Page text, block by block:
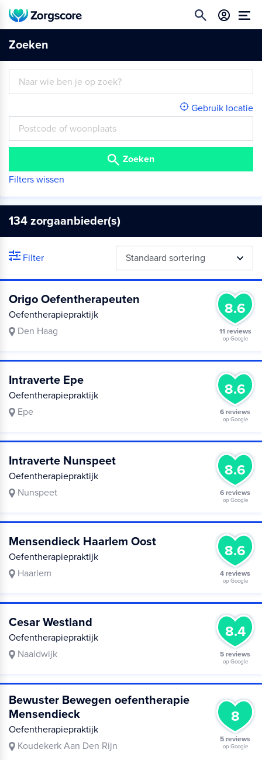
Zoeken
Gebruik locatie
Zoeken
Filters wissen
134 zorgaanbieder(s)
Filter
Origo Oefentherapeuten
Oefentherapiepraktijk
Den Haag
8.6
11 reviews
op Google
Intraverte Epe
Oefentherapiepraktijk
Epe
8.6
6 reviews
op Google
Intraverte Nunspeet
Oefentherapiepraktijk
Nunspeet
8.6
6 reviews
op Google
Mensendieck Haarlem Oost
Oefentherapiepraktijk
Haarlem
8.6
4 reviews
op Google
Cesar Westland
Oefentherapiepraktijk
Naaldwijk
8.4
5 reviews
op Google
Bewuster Bewegen oefentherapie
Mensendieck
Oefentherapiepraktijk
Koudekerk Aan Den Rijn
8
5 reviews
op Google